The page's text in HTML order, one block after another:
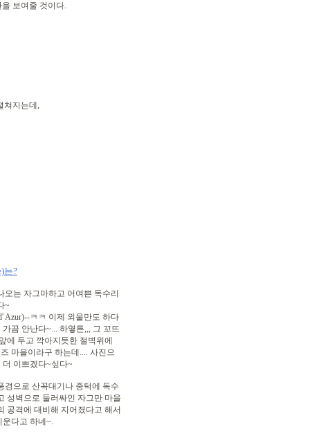
보여줄 것이다.
쳐지는데,
는?
는 자그마하고 어여쁜 독수리
~
Azur)--ㅋㅋ 이제 외울만도 하다
끔 안난다~... 하옇튼,,, 그 꼬뜨
에 두고 깍아지듯한 절벽위에
마을이라구 하는데.... 사진으
이쁘겠다~싶다~
경으로 산꼭대기나 중턱에 독수
성벽으로 둘러싸인 자그만 마을
공격에 대비해 지어졌다고 해서
다고 하네~.